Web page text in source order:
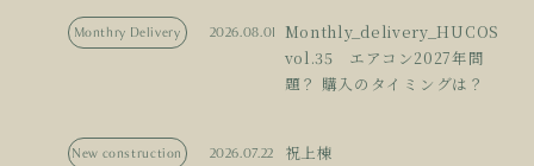
Monthry Delivery 2026.08.01
Monthly_delivery_HUCOS
vol.35 エアコン2027年問
題？ 購入のタイミングは？
New construction 2026.07.22 祝上棟